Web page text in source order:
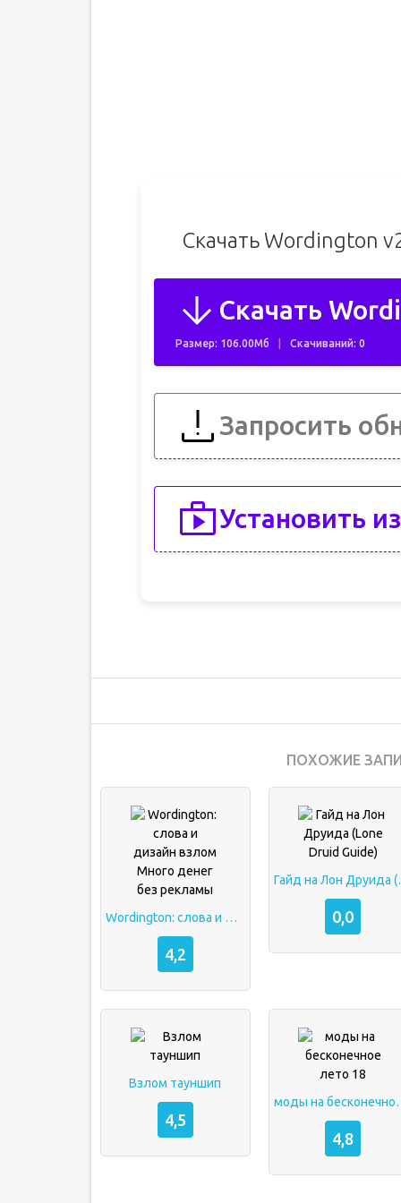
Скачать Wordington
Скачать
Размер: 106.00Мб Скачиваний: 0
Запросить
Установить
ПОХОЖИЕ
Wordington: слова и дизайн взлом Много денег без рекламы
4,2
Гайд
0,0
Взлом тауншип
4,5
моды
4,8